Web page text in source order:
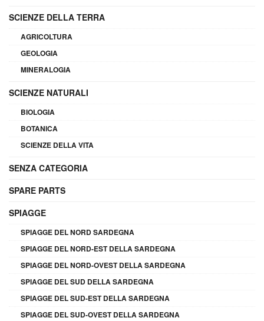
SCIENZE DELLA TERRA
AGRICOLTURA
GEOLOGIA
MINERALOGIA
SCIENZE NATURALI
BIOLOGIA
BOTANICA
SCIENZE DELLA VITA
SENZA CATEGORIA
SPARE PARTS
SPIAGGE
SPIAGGE DEL NORD SARDEGNA
SPIAGGE DEL NORD-EST DELLA SARDEGNA
SPIAGGE DEL NORD-OVEST DELLA SARDEGNA
SPIAGGE DEL SUD DELLA SARDEGNA
SPIAGGE DEL SUD-EST DELLA SARDEGNA
SPIAGGE DEL SUD-OVEST DELLA SARDEGNA